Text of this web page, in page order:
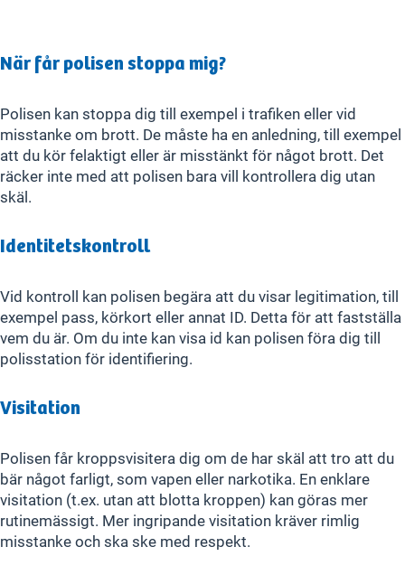
När får polisen stoppa mig?
Polisen kan stoppa dig till exempel i trafiken eller vid
misstanke om brott. De måste ha en anledning, till exempel
att du kör felaktigt eller är misstänkt för något brott. Det
räcker inte med att polisen bara vill kontrollera dig utan
skäl.
Identitetskontroll
Vid kontroll kan polisen begära att du visar legitimation, till
exempel pass, körkort eller annat ID. Detta för att fastställa
vem du är. Om du inte kan visa id kan polisen föra dig till
polisstation för identifiering.
Visitation
Polisen får kroppsvisitera dig om de har skäl att tro att du
bär något farligt, som vapen eller narkotika. En enklare
visitation (t.ex. utan att blotta kroppen) kan göras mer
rutinemässigt. Mer ingripande visitation kräver rimlig
misstanke och ska ske med respekt.